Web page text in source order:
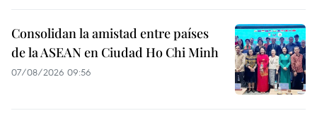
Consolidan la amistad entre países
de la ASEAN en Ciudad Ho Chi Minh
07/08/2026 09:56